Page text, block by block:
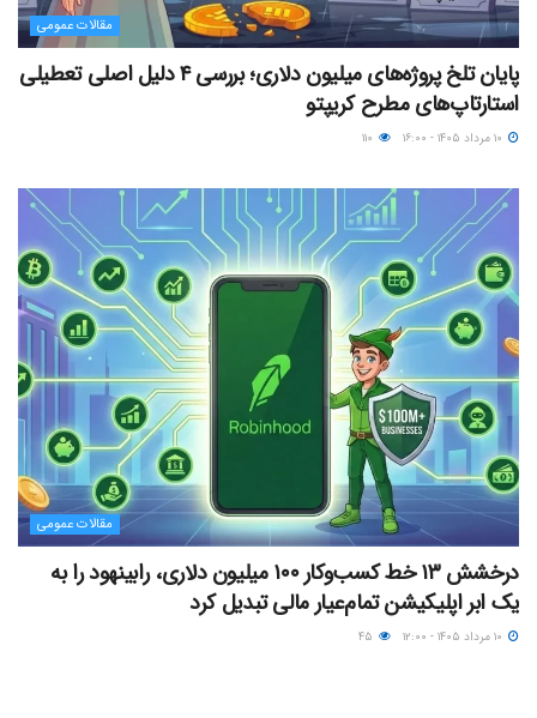
مقالات عمومی
پایان تلخ پروژه‌های میلیون دلاری؛ بررسی ۴ دلیل اصلی تعطیلی
استارتاپ‌های مطرح کریپتو
مقالات عمومی
درخشش ۱۳ خط کسب‌وکار ۱۰۰ میلیون دلاری، رابینهود را به
یک ابر اپلیکیشن تمام‌عیار مالی تبدیل کرد